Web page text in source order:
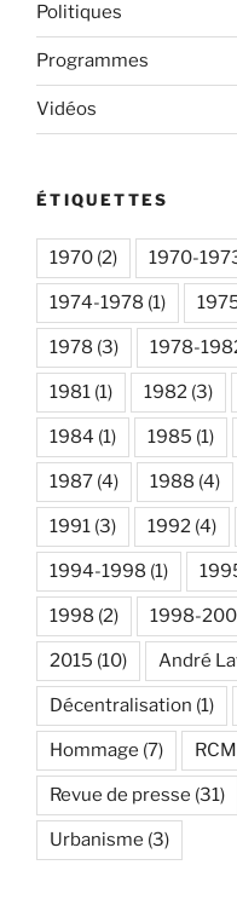
Politiques
Programmes
Vidéos
ÉTIQUETTES
1970 (2) 1970-
1974-1978 (1)
1978 (3) 1978-
1981 (1) 1982 (3)
1984 (1) 1985 (1)
1987 (4) 1988 (4)
1991 (3) 1992 (4)
1994-1998 (1)
1998 (2) 1998-
2015 (10) André
Décentralisation (1)
Hommage (7)
Revue de presse (31)
Urbanisme (3)